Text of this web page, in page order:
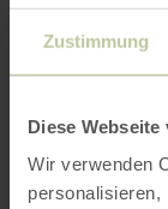
Zustimmung
Diese
Wir verwenden
personalisieren,
mehr
erfahren
zu:
Ulmener